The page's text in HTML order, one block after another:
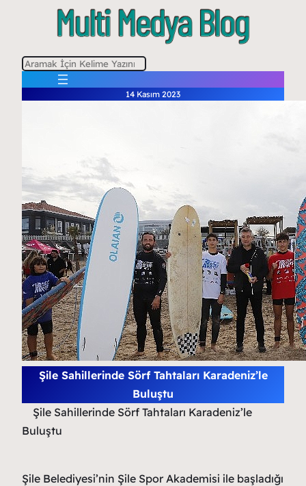
A
a
14 Kasım 2023
Şile Sahillerinde Sörf Tahtaları Karadeniz’le
Buluştu
Şile Sahillerinde Sörf Tahtaları Karadeniz’le
Buluştu
Şile Belediyesi’nin Şile Spor Akademisi ile başladığı